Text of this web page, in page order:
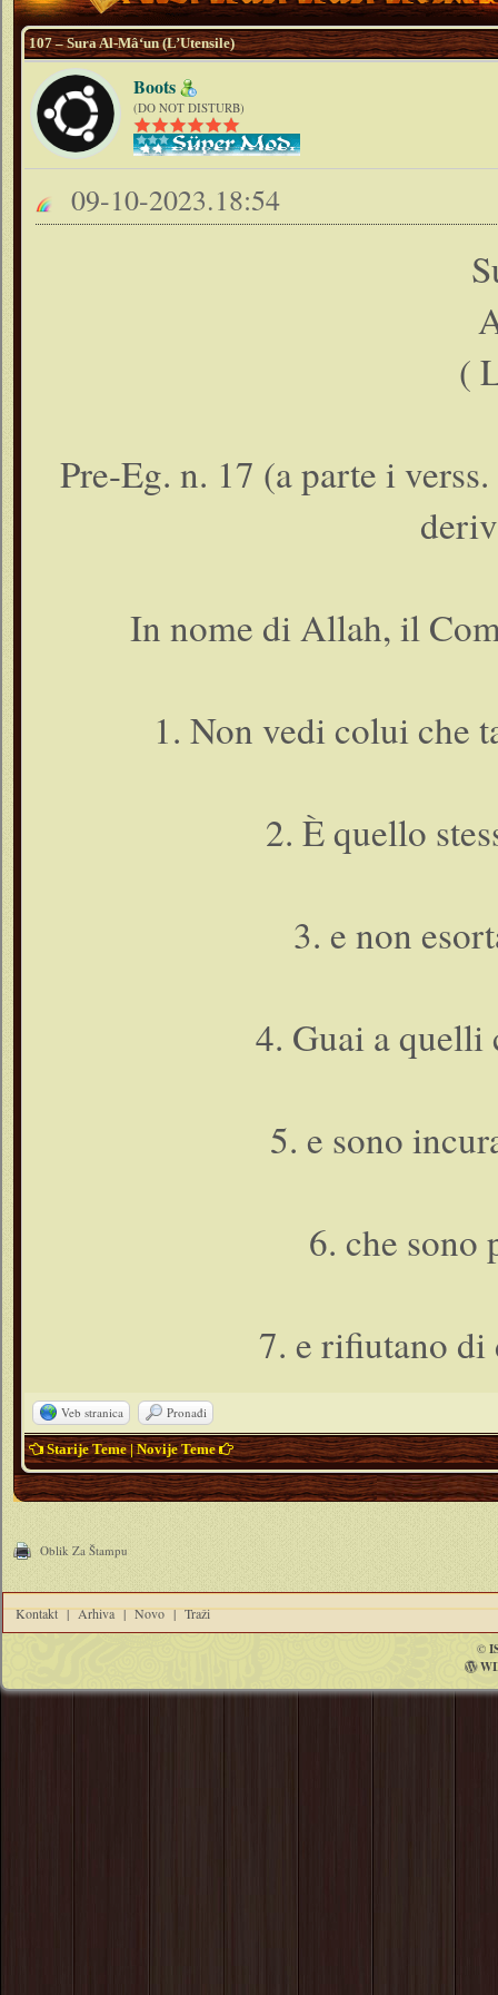
107 – Sura Al-Mâ‘un (L’Utensile)
Boots
(DO NOT DISTURB)
09-10-2023.18:54
(
Pre-Eg. n. 17 (a parte i
In nome di Allah, il
1. Non vedi colui che
2. È quello
3. e non
4. Guai a quelli
5. e sono
6. che sono
7. e rifiutano di
Veb stranica Pronađi
Starije Teme|Novije Teme
Oblik Za Štampu
Kontakt | Arhiva | Novo | Traži
©